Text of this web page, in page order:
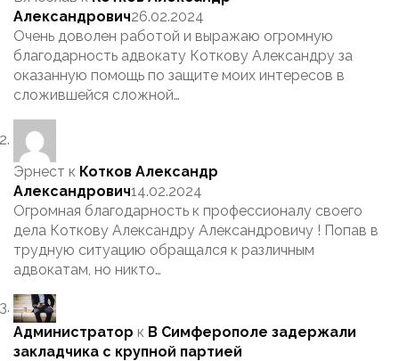
Александрович26.02.2024
Очень доволен работой и выражаю огромную
благодарность адвокату Коткову Александру за
оказанную помощь по защите моих интересов в
сложившейся сложной…
Эрнест к Котков Александр
Александрович14.02.2024
Огромная благодарность к профессионалу своего
дела Коткову Александру Александровичу ! Попав в
трудную ситуацию обращался к различным
адвокатам, но никто…
Администратор к В Симферополе задержали
закладчика с крупной партией